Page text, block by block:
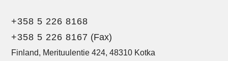
+358 5 226 8168
+358 5 226 8167 (Fax)
Finland, Merituulentie 424, 48310 Kotka